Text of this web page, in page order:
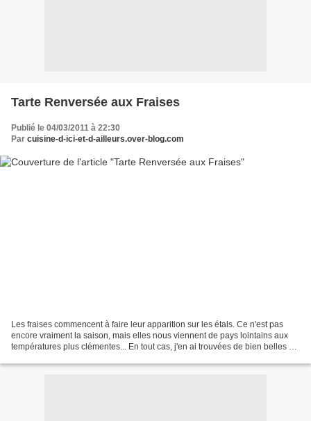
Tarte Renversée aux Fraises
Publié le 04/03/2011 à 22:30
Par cuisine-d-ici-et-d-ailleurs.over-blog.com
Les fraises commencent à faire leur apparition sur les étals. Ce n'est pas
encore vraiment la saison, mais elles nous viennent de pays lointains aux
températures plus clémentes... En tout cas, j'en ai trouvées de bien belles et